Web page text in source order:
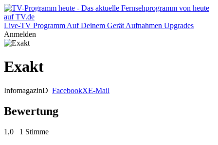
Live-TV Programm Auf Deinem Gerät Aufnahmen Upgrades
Anmelden
Exakt
InfomagazinD FacebookXE-Mail
Bewertung
1,0 1 Stimme